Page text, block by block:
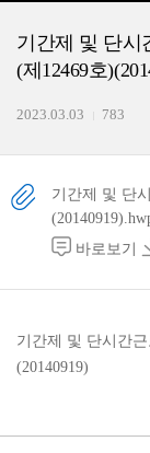
기간제 및 단시
(제12469호
2023.03.03 783
기간제 및 단
바로보기
기간제 및 단시간
(20140919)